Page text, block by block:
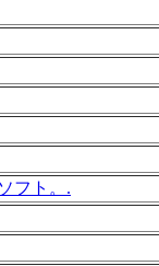
フト。.